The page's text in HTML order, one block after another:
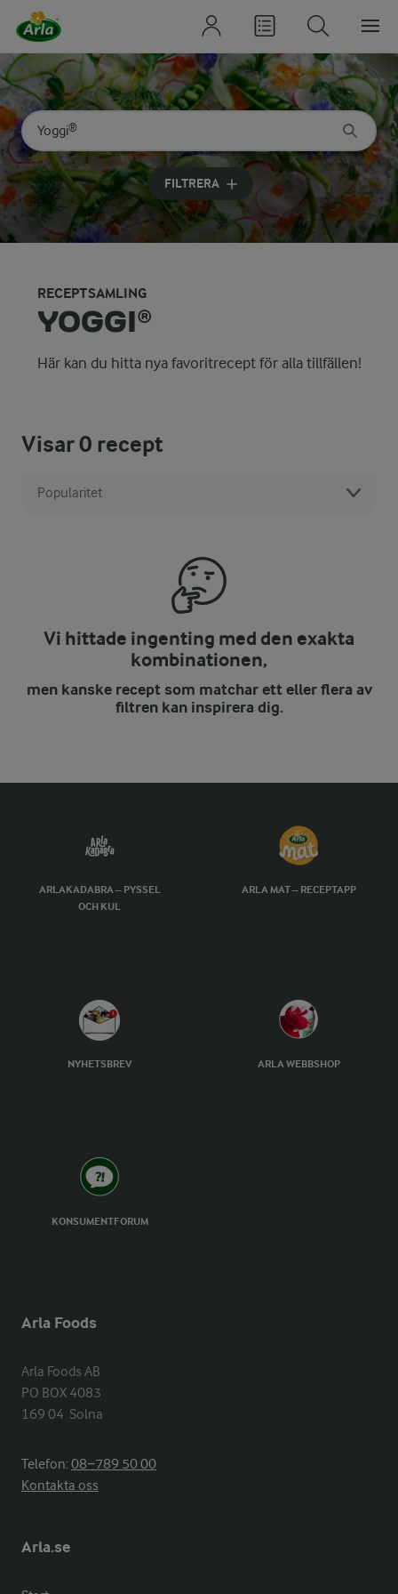
Sök på kategori eller ingrediens
Skriv in sökord för att få förslag
FILTRERA
RECEPTSAMLING
YOGGI®
Här kan du hitta nya favoritrecept för alla tillfällen!
Visar0 recept
Popularitet
Vi hittade ingenting med den exakta
kombinationen,
men kanske recept som matchar ett eller flera av
filtren kan inspirera dig.
ARLAKADABRA – PYSSEL
OCH KUL
ARLA MAT – RECEPTAPP
NYHETSBREV ARLA WEBBSHOP
KONSUMENTFORUM
Arla Foods
Arla Foods AB
PO BOX 4083
169 04  Solna
Telefon:08−789 50 00
Kontakta oss
Arla.se